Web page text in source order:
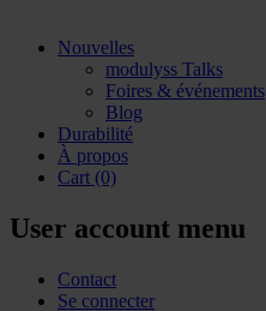
Nouvelles
modulyss Talks
Foires & événements
Blog
Durabilité
À propos
Cart (0)
User account menu
Contact
Se connecter